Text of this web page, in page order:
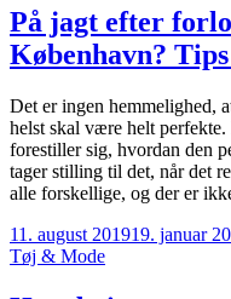
På jagt efter
København?
Det er ingen hemmelighed,
helst skal være helt
forestiller sig, hvordan den
tager stilling til det, når det
alle forskellige, og der er
11. august 201919. januar
Tøj & Mode